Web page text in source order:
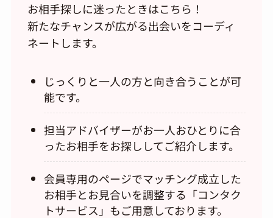
お相手探しに迷ったときはこちら！
新たなチャンスが広がる出会いをコーディ
ネートします。
じっくりと一人の方と向き合うことが可
能です。
担当アドバイザーがお一人おひとりに合
ったお相手をお探ししてご紹介します。
会員専用のページでマッチング成立した
お相手とお見合いを調整する「コンタク
トサービス」もご用意しております。